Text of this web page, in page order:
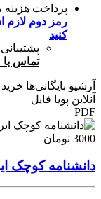
پرداخت
رمز دوم لازم
کنید
پشتیبانی
تماس با
آرشیو بایگانی‌ها
آنلاین پویا فایل
PDF
3000 تومان
دانشنامه کوچک